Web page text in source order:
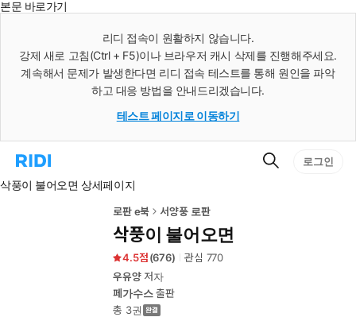
본문 바로가기
리디 접속이 원활하지 않습니다.
강제 새로 고침(Ctrl + F5)이나 브라우저 캐시 삭제를 진행해주세요.
계속해서 문제가 발생한다면 리디 접속 테스트를 통해 원인을 파악
하고 대응 방법을 안내드리겠습니다.
테스트 페이지로 이동하기
리
홈
검
로그인
삭풍이 불어오면 상세페이지
로판 e북 서양풍 로판
삭풍이 불어오면
4.5 (676) 관심 770
우유양저자
페가수스출판
총 3권